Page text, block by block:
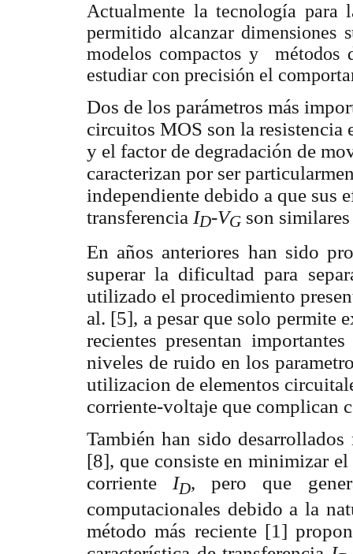
Actualmente la tecnología para
permitido alcanzar dimensiones
modelos compactos y métodos
estudiar con precisión el
Dos de los parámetros más
circuitos MOS son la resistencia
y el factor de degradación de
caracterizan por ser
independiente debido a que sus
transferencia ID-VG son
En años anteriores han sido
superar la dificultad para
utilizado el procedimiento
al. [5], a pesar que solo permite
recientes presentan
niveles de ruido en los
utilizacion de elementos
corriente-voltaje que complican
También han sido
[8], que consiste en minimizar
corriente ID, pero que
computacionales debido a la
método más reciente [1]